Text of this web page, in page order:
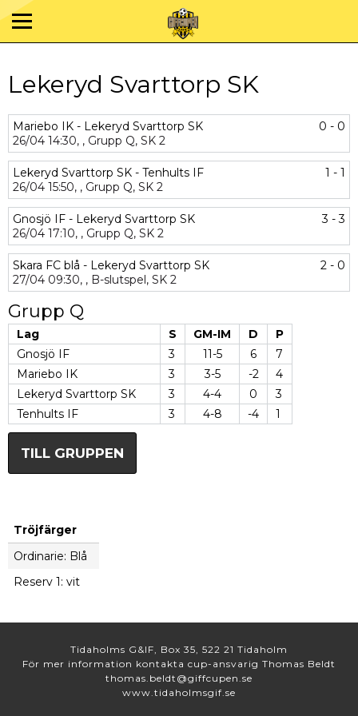
Lekeryd Svarttorp SK
Mariebo IK - Lekeryd Svarttorp SK
0 - 0
26/04 14:30, , Grupp Q, SK 2
Lekeryd Svarttorp SK - Tenhults IF
1 - 1
26/04 15:50, , Grupp Q, SK 2
Gnosjö IF - Lekeryd Svarttorp SK
3 - 3
26/04 17:10, , Grupp Q, SK 2
Skara FC blå - Lekeryd Svarttorp SK
2 - 0
27/04 09:30, , B-slutspel, SK 2
Grupp Q
Lag S GM-IM D
P
Gnosjö IF
3 11-5 6
7
Mariebo IK
3 3-5 -2
4
Lekeryd Svarttorp SK
3 4-4 0
3
Tenhults IF
3 4-8 -4 1
TILL GRUPPEN
Tröjfärger
Ordinarie: Blå
Reserv 1: vit
Tidaholms G&IF, Box 35, 522 21 Tidaholm
För mer information kontakta cup-ansvarig Thomas Beldt
thomas.beldt@giffcupen.se
www.tidaholmsgif.se